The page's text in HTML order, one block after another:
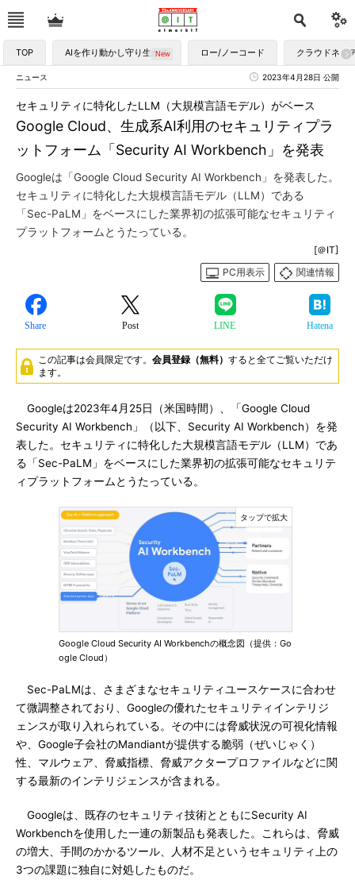
TOP AIを作り動かし守り生かす ロー/ノーコード クラウドネイ
ニュース 2023年4月28日 公開
Google Cloud、生成系AI利用のセキュリティプラ
ットフォーム「Security AI Workbench」を発表
セキュリティに特化したLLM（大規模言語モデル）がベース
Googleは「Google Cloud Security AI Workbench」を発表した。
セキュリティに特化した大規模言語モデル（LLM）である
「Sec-PaLM」をベースにした業界初の拡張可能なセキュリティ
プラットフォームとうたっている。
[＠IT]
PC用表示
関連情報
Share Post LINE Hatena
この記事は会員限定です。 会員登録（無料） すると全てご覧いただけ
ます。
Googleは2023年4月25日（米国時間）、「Google Cloud
Security AI Workbench」（以下、Security AI Workbench）を発
表した。セキュリティに特化した大規模言語モデル（LLM）であ
る「Sec-PaLM」をベースにした業界初の拡張可能なセキュリテ
ィプラットフォームとうたっている。
Google Cloud Security AI Workbenchの概念図（提供：Go
ogle Cloud）
Sec-PaLMは、さまざまなセキュリティユースケースに合わせ
て微調整されており、Googleの優れたセキュリティインテリジ
ェンスが取り入れられている。その中には脅威状況の可視化情報
や、Google子会社のMandiantが提供する脆弱（ぜいじゃく）
性、マルウェア、脅威指標、脅威アクタープロファイルなどに関
する最新のインテリジェンスが含まれる。
Googleは、既存のセキュリティ技術とともにSecurity AI
Workbenchを使用した一連の新製品も発表した。これらは、脅威
の増大、手間のかかるツール、人材不足というセキュリティ上の
3つの課題に独自に対処したものだ。